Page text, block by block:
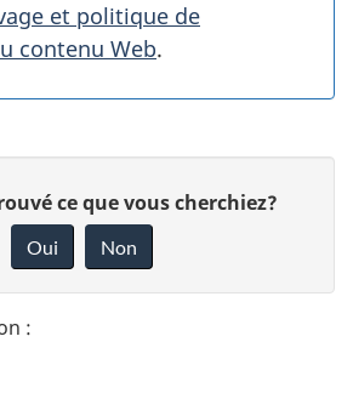
et politique de
contenu Web.
ce que vous cherchiez?
Oui Non